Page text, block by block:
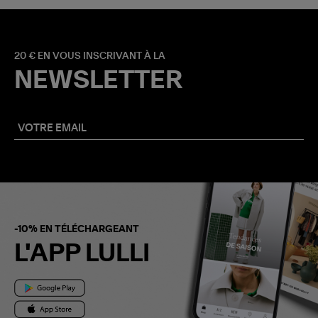
20 € EN VOUS INSCRIVANT À LA
NEWSLETTER
-10% EN TÉLÉCHARGEANT
L'APP LULLI